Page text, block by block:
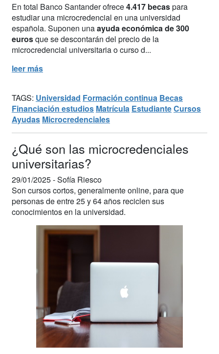
En total Banco Santander ofrece4.417 becaspara
estudiar una microcredencial en una universidad
española. Suponen unaayuda económica de 300
eurosque se descontarán del precio de la
microcredencial universitaria o curso d...
leer más
TAGS: Universidad Formación continua Becas
Financiación estudios Matrícula EstudianteCursos
Ayudas Microcredenciales
¿Qué son las microcredenciales
universitarias?
29/01/2025 -Sofía Riesco
Son cursos cortos, generalmente online, para que
personas de entre 25 y 64 años reciclen sus
conocimientos en la universidad.